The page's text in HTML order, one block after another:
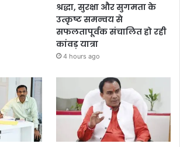
श्रद्धा, सुरक्षा और सुगमता के
उत्कृष्ट समन्वय से
सफलतापूर्वक संचालित हो रही
कांवड़ यात्रा
4 hours ago